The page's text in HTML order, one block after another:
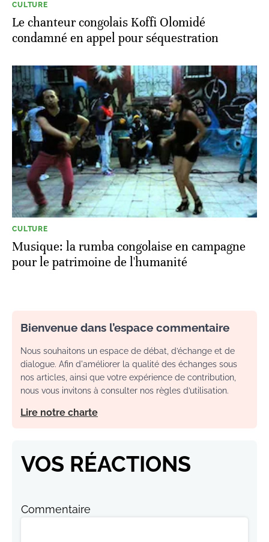
CULTURE
Le chanteur congolais Koffi Olomidé
condamné en appel pour séquestration
CULTURE
Musique: la rumba congolaise en campagne
pour le patrimoine de l'humanité
Bienvenue dans l’espace commentaire
Nous souhaitons un espace de débat, d’échange et de
dialogue. Afin d'améliorer la qualité des échanges sous
nos articles, ainsi que votre expérience de contribution,
nous vous invitons à consulter nos règles d’utilisation.
Lire notre charte
VOS RÉACTIONS
Commentaire